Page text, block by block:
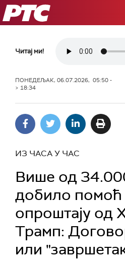
РТС
Читај ми!
ПОНЕДЕЉАК, 06.07.2026, 05:50 -
> 18:34
ИЗ ЧАСА У ЧАС
Више од
добило помоћ
опроштају од
Трамп:
или